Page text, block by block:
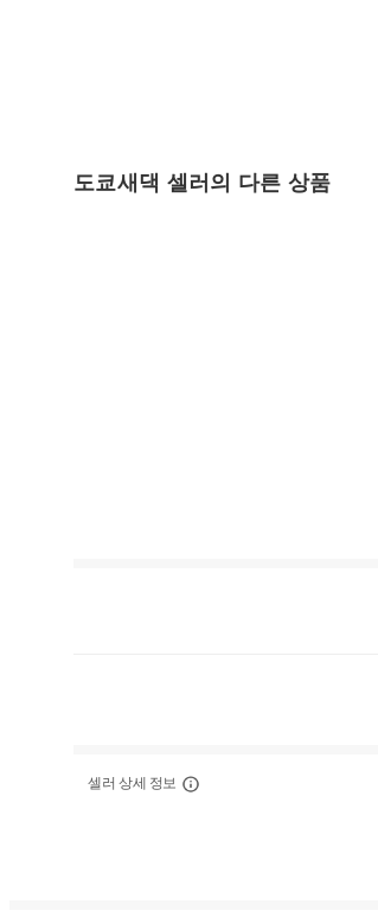
도쿄새댁 셀러의 다른 상품
셀러 상세 정보